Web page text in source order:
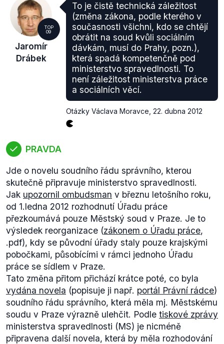
TOP
09
Jaromír
Drábek
To je čistě technická záležitost
(změna zákona, podle kterého v
současnosti všichni, kdo se chtějí
obrátit na soud kvůli sociálním
dávkám, musí do Prahy, pozn.),
která spadá kompetenčně pod
ministerstvo spravedlnosti. To
není záležitost ministerstva práce
a sociálních věcí.
Otázky Václava Moravce 22. dubna 2012
PRAVDA
Jde o novelu soudního řádu správního, kterou
skutečně připravuje ministerstvo spravedlnosti.
Jak upozornil ombudsman v březnu letošního roku,
od 1.ledna 2012 rozhodnutí Úřadu práce
přezkoumává pouze Městský soud v Praze. Je to
výsledek reorganizace (zákonem o Úřadu práce,
.pdf), kdy se původní úřady staly pouze krajskými
pobočkami, působícími v rámci jednoho Úřadu
práce se sídlem v Praze.
Tato změna přitom přichází krátce poté, co byla
vydána novela (popisuje ji např. portál Právní rádce)
soudního řádu správního, která měla mj. Městskému
soudu v Praze výrazně ulehčit. Podle tiskové zprávy
ministerstva spravedlnosti (MS) je nicméně
připravena další novela, která by měla rozhodování